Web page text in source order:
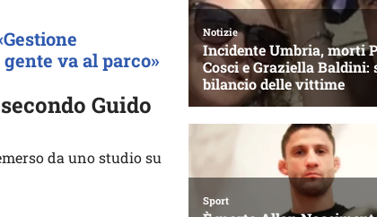
va al parco»
Guido
da uno studio su